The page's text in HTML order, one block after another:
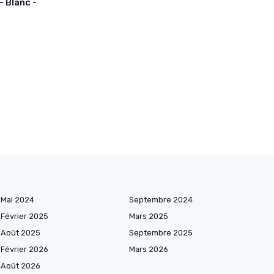
Mai 2024
Septembre 2024
Février 2025
Mars 2025
Août 2025
Septembre 2025
Février 2026
Mars 2026
Août 2026